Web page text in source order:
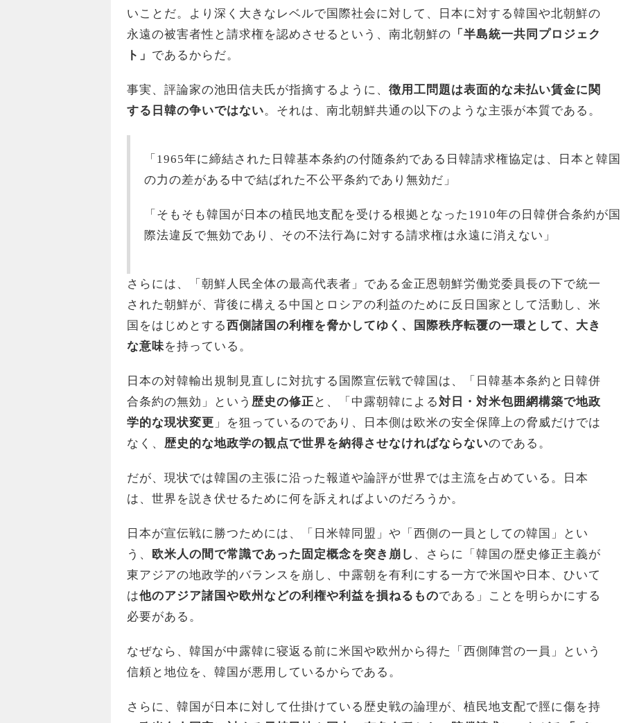
いことだ。より深く大きなレベルで国際社会に対して、日本に対する韓国や北朝鮮の
永遠の被害者性と請求権を認めさせるという、南北朝鮮の 「半島統一共同プロジェク
ト」 であるからだ。
事実、評論家の池田信夫氏が指摘するように、 徴用工問題は表面的な未払い賃金に関
する日韓の争いではない。それは、南北朝鮮共通の以下のような主張が本質である。
「1965年に締結された日韓基本条約の付随条約である日韓請求権協定は、日本と韓国
の力の差がある中で結ばれた不公平条約であり無効だ」
「そもそも韓国が日本の植民地支配を受ける根拠となった 1910年の日韓併合条約が国
際法違反で無効であり、その不法行為に対する請求権は永遠に消えない」
さらには、「朝鮮人民全体の最高代表者」である金正恩朝鮮労働党委員長の下で統一
された朝鮮が、背後に構える中国とロシアの利益のために反日国家として活動し、米
国をはじめとする西側諸国の利権を脅かしてゆく、国際秩序転覆の一環として、大き
な意味を持っている。
日本の対韓輸出規制見直しに対抗する国際宣伝戦で韓国は、「日韓基本条約と日韓併
合条約の無効」という 歴史の修正 と、「中露朝韓による対日・対米包囲網構築で地政
学的な現状変更 」を狙っているのであり、日本側は欧米の安全保障上の脅威だけでは
なく、 歴史的な地政学の観点で世界を納得させなければならないのである。
だが、現状では韓国の主張に沿った報道や論評が世界では主流を占めている。日本
は、世界を説き伏せるために何を訴えればよいのだろうか。
日本が宣伝戦に勝つためには、「日米韓同盟」や「西側の一員としての韓国」とい
う、
欧米人の間で常識であった固定概念を突き崩し 、さらに「韓国の歴史修正主義が
東アジアの地政学的バランスを崩し、中露朝を有利にする一方で米国や日本、ひいて
は他のアジア諸国や欧州などの利権や利益を損ねるものである」ことを明らかにする
必要がある。
なぜなら、韓国が中露韓に寝返る前に米国や欧州から得た「西側陣営の一員」という
信頼と地位を、韓国が悪用しているからである。
さらに、韓国が日本に対して仕掛けている歴史戦の論理が、植民地支配で脛に傷を持